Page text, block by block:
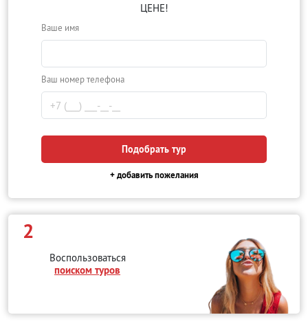
ЦЕНЕ!
Ваше имя
Ваш номер телефона
Подобрать тур
+ добавить пожелания
2
Воспользоваться
поиском туров